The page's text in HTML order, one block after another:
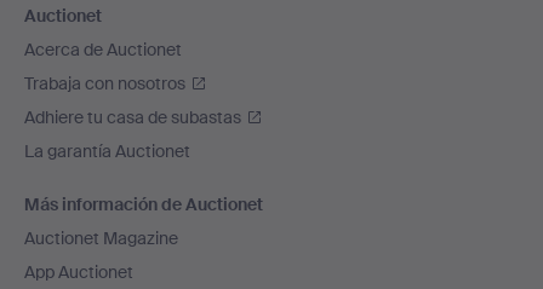
Auctionet
Acerca de Auctionet
Trabaja con nosotros
Adhiere tu casa de subastas
La garantía Auctionet
Más información de Auctionet
Auctionet Magazine
App Auctionet